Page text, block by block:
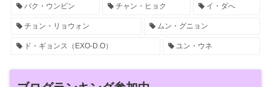
パク・ウンビン チャン・ヒョク イ・ダへ
チョン・リョウォン ムン・グニョン
ド・ギョンス（EXO-D.O） ユン・ウネ